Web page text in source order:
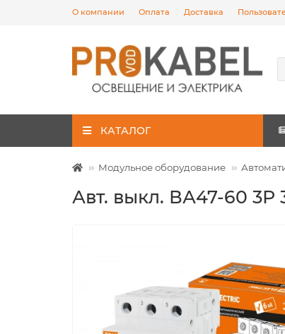
О компании Оплата Доставка
КАТАЛОГ
Модульное оборудование
Авт. выкл. ВА47-60 3Р